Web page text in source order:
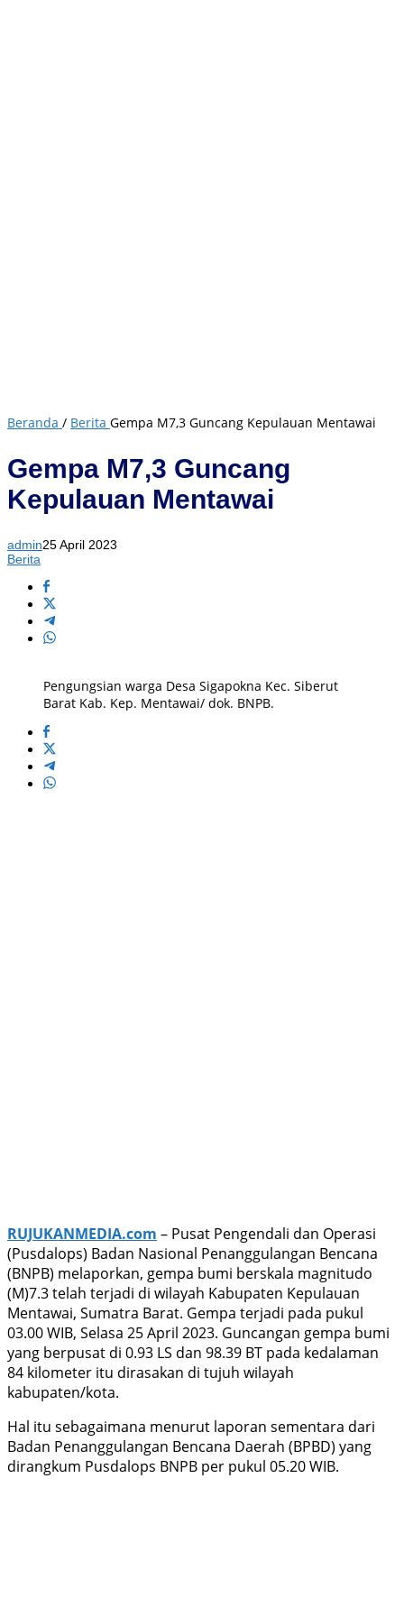
Beranda / Berita Gempa M7,3 Guncang Kepulauan Mentawai
Gempa M7,3 Guncang
Kepulauan Mentawai
admin25 April 2023
Berita
Pengungsian warga Desa Sigapokna Kec. Siberut
Barat Kab. Kep. Mentawai/ dok. BNPB.
RUJUKANMEDIA.com – Pusat Pengendali dan Operasi
(Pusdalops) Badan Nasional Penanggulangan Bencana
(BNPB) melaporkan, gempa bumi berskala magnitudo
(M)7.3 telah terjadi di wilayah Kabupaten Kepulauan
Mentawai, Sumatra Barat. Gempa terjadi pada pukul
03.00 WIB, Selasa 25 April 2023. Guncangan gempa bumi
yang berpusat di 0.93 LS dan 98.39 BT pada kedalaman
84 kilometer itu dirasakan di tujuh wilayah
kabupaten/kota.
Hal itu sebagaimana menurut laporan sementara dari
Badan Penanggulangan Bencana Daerah (BPBD) yang
dirangkum Pusdalops BNPB per pukul 05.20 WIB.